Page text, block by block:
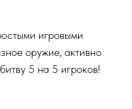
игровыми
оружие, активно
5 на 5 игроков!